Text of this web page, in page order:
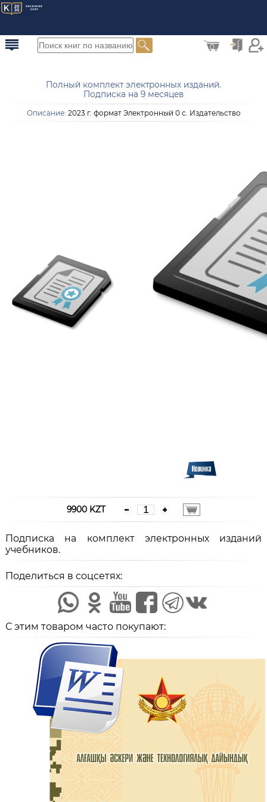
0
Полный комплект электронных изданий.
Подписка на 9 месяцев
Описание: 2023 г. формат Электронный 0 с. Издательство
9900 KZT
Подписка на комплект электронных изданий
учебников.
Поделиться в соцсетях:
С этим товаром часто покупают: